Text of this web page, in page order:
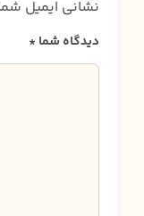
نشانی ایمیل
دیدگاه شما*